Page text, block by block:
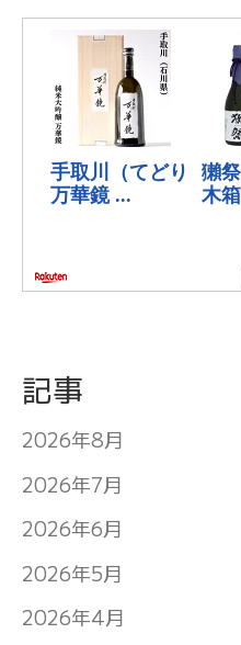
記事
2026年8月
2026年7月
2026年6月
2026年5月
2026年4月